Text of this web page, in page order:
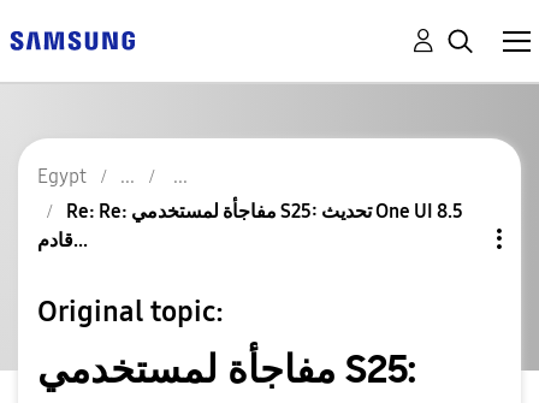
Egypt
Re: Re: مفاجأة لمستخدمي S25: تحديث One UI 8.5
قادم...
Original topic:
مفاجأة لمستخدمي S25: